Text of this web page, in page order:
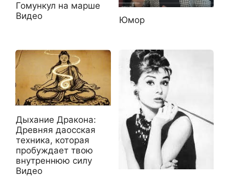
Гомункул на марше
Видео
Юмор
Дыхание Дракона:
Древняя даосская
техника, которая
пробуждает твою
внутреннюю силу
Видео